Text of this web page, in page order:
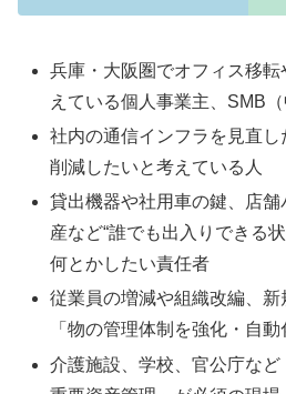
兵庫・大阪圏でオフィス移
えている個人事業主、SMB（
社内の通信インフラを見直し
削減したいと考えている人
貸出機器や社用車の鍵、店
産など“誰でも出入りできる
何とかしたい責任者
従業員の増減や組織改編、新
「物の管理体制を強化・自
介護施設、学校、官公庁な